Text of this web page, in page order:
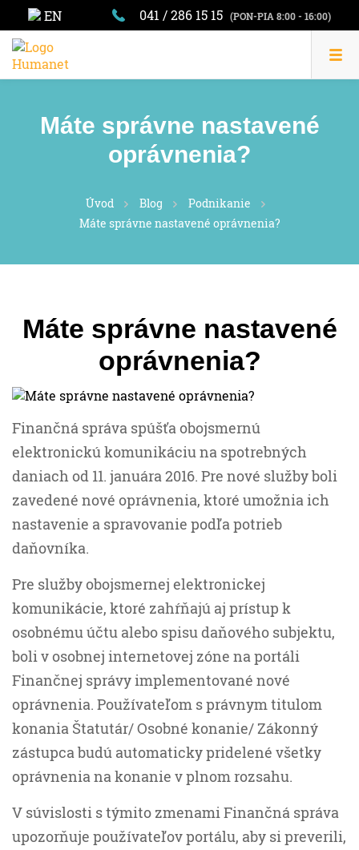
EN 041 / 286 15 15 (PON-PIA 8:00 - 16:00)
Máte správne nastavené
oprávnenia?
Úvod Blog
Podnikanie
Máte správne nastavené oprávnenia?
Máte správne nastavené
oprávnenia?
Finančná správa spúšťa obojsmernú
elektronickú komunikáciu na spotrebných
daniach od 11. januára 2016. Pre nové služby boli
zavedené nové oprávnenia, ktoré umožnia ich
nastavenie a spravovanie podľa potrieb
daňovníka.
Pre služby obojsmernej elektronickej
komunikácie, ktoré zahŕňajú aj prístup k
osobnému účtu alebo spisu daňového subjektu,
boli v osobnej internetovej zóne na portáli
Finančnej správy implementované nové
oprávnenia. Používateľom s právnym titulom
konania Štatutár/ Osobné konanie/ Zákonný
zástupca budú automaticky pridelené všetky
oprávnenia na konanie v plnom rozsahu.
V súvislosti s týmito zmenami Finančná správa
upozorňuje používateľov portálu, aby si preverili,